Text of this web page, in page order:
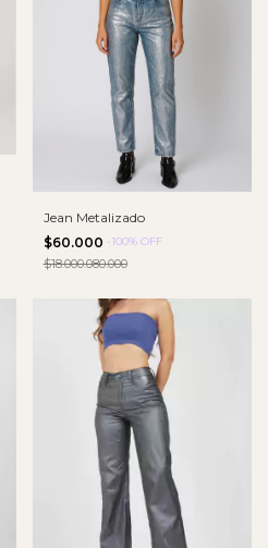
Jean Metalizado
$60.000 -100% OFF
$18.000.080.000